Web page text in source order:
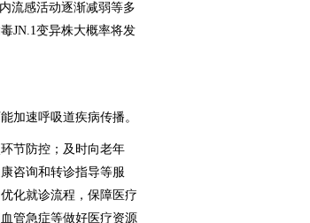
流感活动逐渐减弱等多
JN.1变异株大概率将发
速呼吸道疾病传播。
节防控；及时向老年
咨询和转诊指导等服
化就诊流程，保障医疗
管急症等做好医疗资源